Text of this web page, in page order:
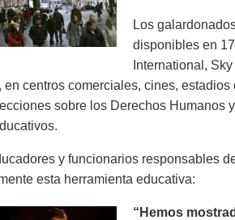
Los
disponibles en
International,
en centros comerciales, cines,
sobre los Derechos Humanos
y funcionarios responsables
esta herramienta educativa:
“Hemos